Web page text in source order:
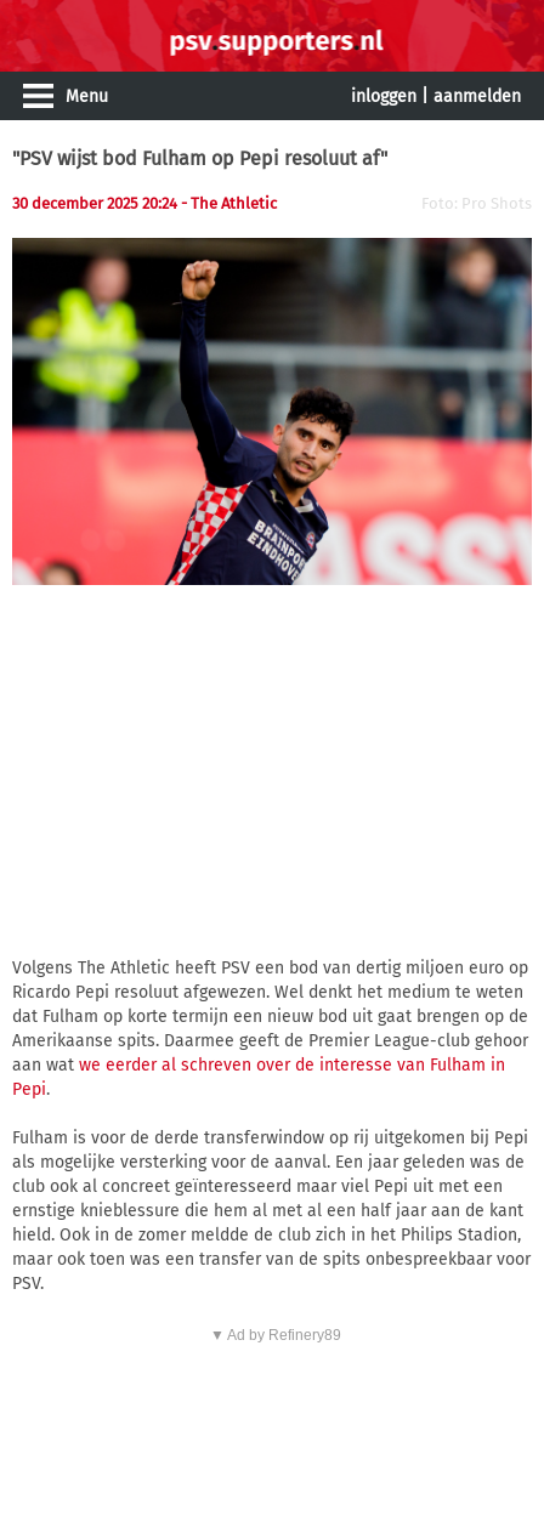
Menu inloggen aanmelden
"PSV wijst bod Fulham op Pepi resoluut af"
30 december 2025 20:24 - The Athletic Foto: Pro Shots
Volgens The Athletic heeft PSV een bod van dertig miljoen euro op
Ricardo Pepi resoluut afgewezen. Wel denkt het medium te weten
dat Fulham op korte termijn een nieuw bod uit gaat brengen op de
Amerikaanse spits. Daarmee geeft de Premier League-club gehoor
aan wat we eerder al schreven over de interesse van Fulham in
Pepi.
Fulham is voor de derde transferwindow op rij uitgekomen bij Pepi
als mogelijke versterking voor de aanval. Een jaar geleden was de
club ook al concreet geïnteresseerd maar viel Pepi uit met een
ernstige knieblessure die hem al met al een half jaar aan de kant
hield. Ook in de zomer meldde de club zich in het Philips Stadion,
maar ook toen was een transfer van de spits onbespreekbaar voor
PSV.
▼ Ad by Refinery89